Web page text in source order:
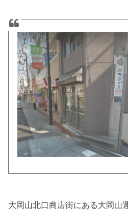
大岡山北口商店街にある大岡山